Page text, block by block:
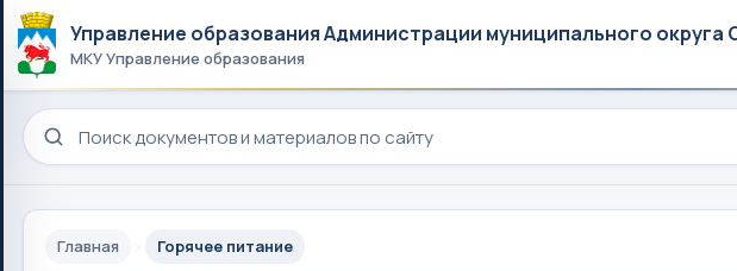
Управление образования Администрации муниципального округа
МКУ Управление образования
Поиск по сайту
Главная Горячее питание